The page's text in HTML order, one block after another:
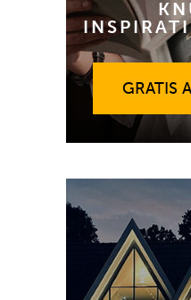
GRATIS
GRATIS